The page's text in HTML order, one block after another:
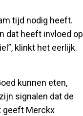
tijd nodig heeft.
dat heeft invloed op
klinkt het eerlijk.
kunnen eten,
signalen dat de
geeft Merckx